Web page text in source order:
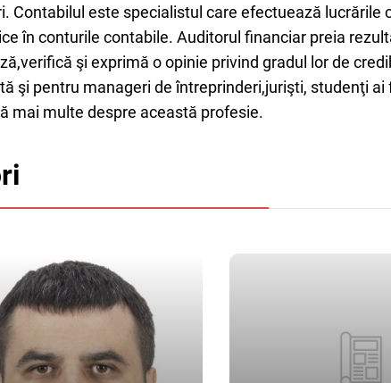
Contabilul este specialistul care efectuează
în conturile contabile. Auditorul financiar preia
şi exprimă o opinie privind gradul lor de
şi pentru manageri de întreprinderi,jurişti, studenţi
mai multe despre această profesie.